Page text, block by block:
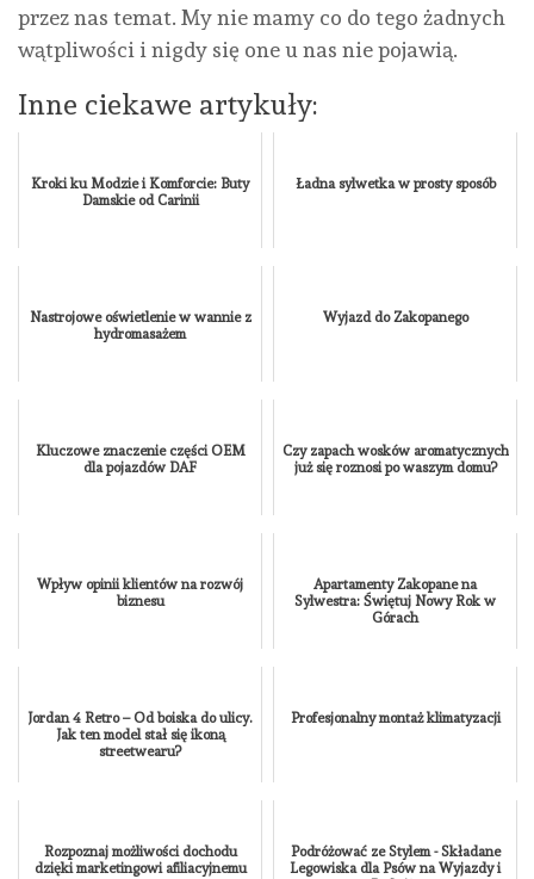
przez nas temat. My nie mamy co do tego żadnych
wątpliwości i nigdy się one u nas nie pojawią.
Inne ciekawe artykuły:
Kroki ku Modzie i Komforcie: Buty
Damskie od Carinii
Ładna sylwetka w prosty sposób
Nastrojowe oświetlenie w wannie z
hydromasażem
Wyjazd do Zakopanego
Kluczowe znaczenie części OEM
dla pojazdów DAF
Czy zapach wosków aromatycznych
już się roznosi po waszym domu?
Wpływ opinii klientów na rozwój
biznesu
Apartamenty Zakopane na
Sylwestra: Świętuj Nowy Rok w
Górach
Jordan 4 Retro – Od boiska do ulicy.
Jak ten model stał się ikoną
streetwearu?
Profesjonalny montaż klimatyzacji
Rozpoznaj możliwości dochodu
dzięki marketingowi afiliacyjnemu
Podróżować ze Stylem - Składane
Legowiska dla Psów na Wyjazdy i